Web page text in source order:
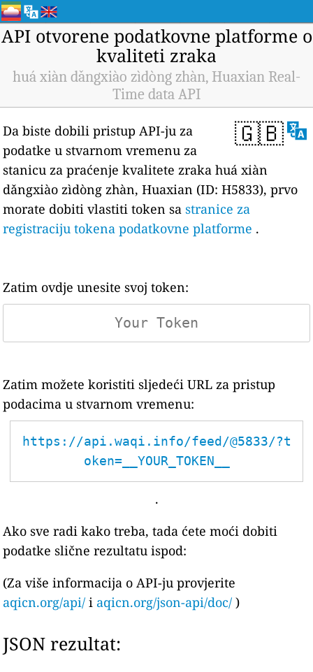
API otvorene podatkovne platforme o
kvaliteti zraka
huá xiàn dǎngxiào zìdòng zhàn, Huaxian Real-
Time data API
🇬🇧
Da biste dobili pristup API-ju za
podatke u stvarnom vremenu za
stanicu za praćenje kvalitete zraka huá xiàn
dǎngxiào zìdòng zhàn, Huaxian (ID: H5833), prvo
morate dobiti vlastiti token sastranice za
registraciju tokena podatkovne platforme .
Zatim ovdje unesite svoj token:
Zatim možete koristiti sljedeći URL za pristup
podacima u stvarnom vremenu:
https://api.waqi.info/feed/@5833/?t
oken=__YOUR_TOKEN__
.
Ako sve radi kako treba, tada ćete moći dobiti
podatke slične rezultatu ispod:
(Za više informacija o API-ju provjerite
aqicn.org/api/ i aqicn.org/json-api/doc/ )
JSON rezultat: